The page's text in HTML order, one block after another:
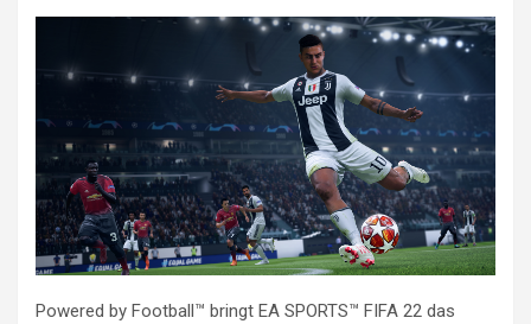
Powered by Football™ bringt EA SPORTS™ FIFA 22 das